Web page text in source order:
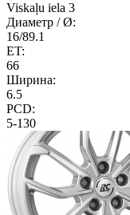
Viskaļu iela 3
Диаметр / Ø:
16/89.1
ET:
66
Ширина:
6.5
PCD:
5-130